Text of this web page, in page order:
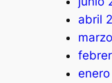
abril